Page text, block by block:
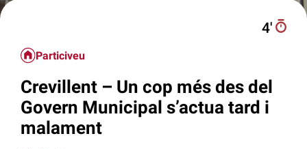
4′
Particiveu
Crevillent – Un cop més des del
Govern Municipal s’actua tard i
malament